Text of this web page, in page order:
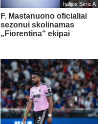
Italijos Serie A
F. Mastanuono oficialiai
sezonui skolinamas
„Fiorentina“ ekipai